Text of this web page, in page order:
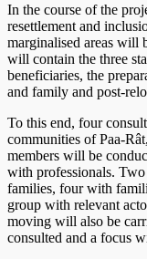
In the course of the
resettlement and
marginalised areas will
will contain the three
beneficiaries, the
and family and post-
To this end, four
communities of Paa-
members will be
with professionals.
families, four with
group with relevant
moving will also be
consulted and a focus